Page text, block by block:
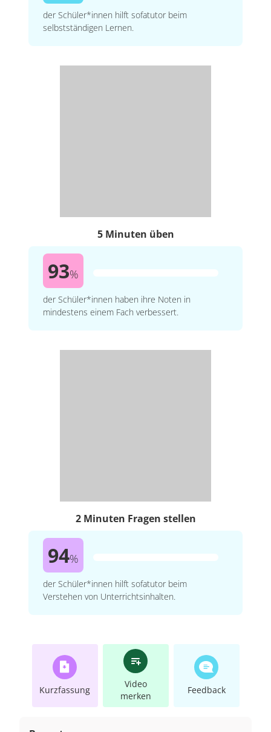
der Schüler*innen hilft sofatutor beim
selbstständigen Lernen.
5 Minuten üben
93%
der Schüler*innen haben ihre Noten in
mindestens einem Fach verbessert.
2 Minuten Fragen stellen
94%
der Schüler*innen hilft sofatutor beim
Verstehen von Unterrichtsinhalten.
Kurzfassung
Video
merken
Feedback